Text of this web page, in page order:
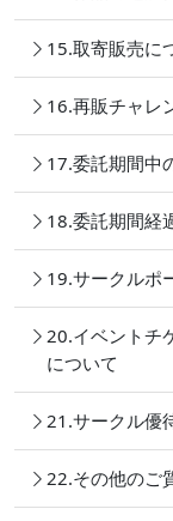
15.取寄販売に
16.再販チャレ
17.委託期間中
18.委託期間経
19.サークルポ
20.イベントチ
について
21.サークル優
22.その他のご